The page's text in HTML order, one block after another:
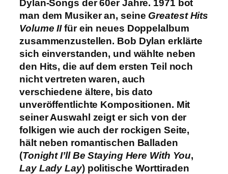
Dylan-Songs der 60er Jahre. 1971 bot
man dem Musiker an, seine Greatest Hits
Volume IIfür ein neues Doppelalbum
zusammenzustellen. Bob Dylan erklärte
sich einverstanden, und wählte neben
den Hits, die auf dem ersten Teil noch
nicht vertreten waren, auch
verschiedene ältere, bis dato
unveröffentlichte Kompositionen. Mit
seiner Auswahl zeigt er sich von der
folkigen wie auch der rockigen Seite,
hält neben romantischen Balladen
(Tonight I’ll Be Staying Here With You,
Lay Lady Lay) politische Worttiraden